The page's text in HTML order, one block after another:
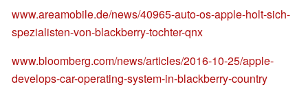
www.areamobile.de/news/40965-auto-os-apple-holt-sich-
spezialisten-von-blackberry-tochter-qnx
www.bloomberg.com/news/articles/2016-10-25/apple-
develops-car-operating-system-in-blackberry-country